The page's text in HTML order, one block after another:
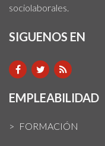
sociolaborales.
SIGUENOS EN
EMPLEABILIDAD
FORMACIÓN